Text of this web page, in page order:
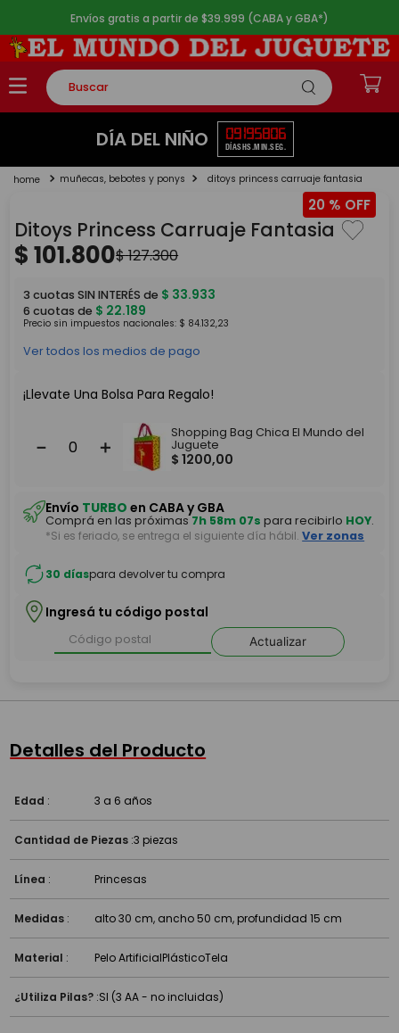
Envíos gratis a partir de $39.999 (CABA y GBA*)
Buscar
TÉRMINOS MÁS BUSCADOS
2.
lego
4.
monopatin
DÍA DEL NIÑO 09
DÍAS
19
HS.
58
MIN.
06
SEG.
muñecas, bebotes y ponys ditoys princess carruaje fantasia
20 %
Ditoys Princess Carruaje Fantasia
$101.800$127.300
3 cuotas SIN INTERÉS de $ 33.933
6 cuotas de $ 22.189
Precio sin impuestos nacionales: $ 84.132,23
Ver todos los medios de pago
¡Llevate Una Bolsa Para Regalo!
＋
－
Shopping Bag Chica El Mundo del
Juguete
$ 1200,00
Envío TURBO en CABA y GBA
Comprá en las próximas7h 58m 07s para recibirlo HOY.
*Si es feriado, se entrega el siguiente día hábil. Ver zonas
30 díaspara devolver tu compra
Ingresá tu código postal
Actualizar
Detalles del Producto
Edad : 3 a 6 años
Cantidad de Piezas :3 piezas
Línea : Princesas
Medidas : alto 30 cm, ancho 50 cm, profundidad 15 cm
Material : Pelo ArtificialPlásticoTela
¿Utiliza Pilas? :SI (3 AA - no incluidas)